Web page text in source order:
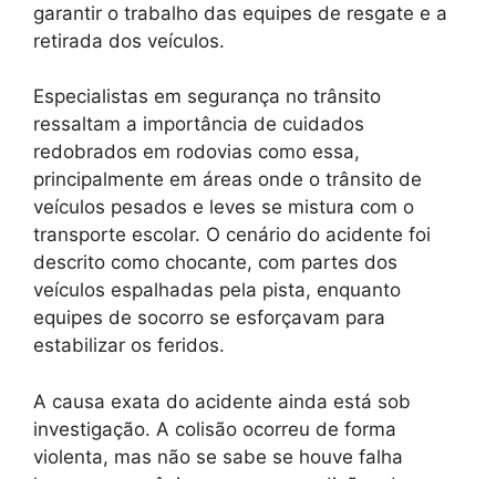
garantir o trabalho das equipes de resgate e a
retirada dos veículos.
Especialistas em segurança no trânsito
ressaltam a importância de cuidados
redobrados em rodovias como essa,
principalmente em áreas onde o trânsito de
veículos pesados e leves se mistura com o
transporte escolar. O cenário do acidente foi
descrito como chocante, com partes dos
veículos espalhadas pela pista, enquanto
equipes de socorro se esforçavam para
estabilizar os feridos.
A causa exata do acidente ainda está sob
investigação. A colisão ocorreu de forma
violenta, mas não se sabe se houve falha